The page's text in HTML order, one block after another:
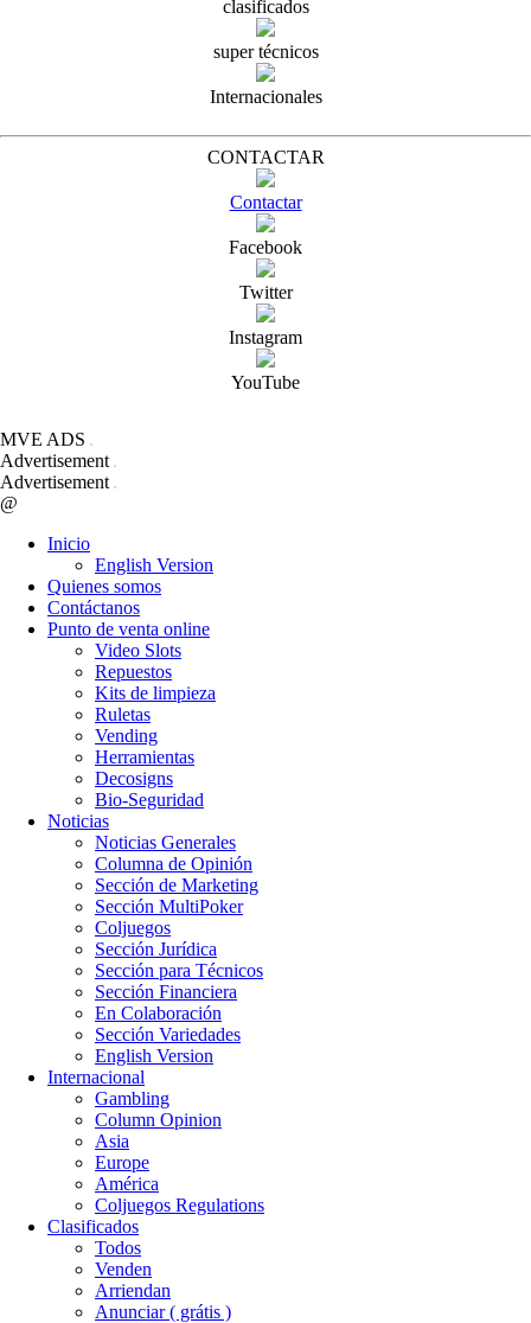
clasificados
super técnicos
Internacionales
CONTACTAR
Contactar
Facebook
Twitter
Instagram
YouTube
MVE ADS
Advertisement
Advertisement
@
Inicio
English Version
Quienes somos
Contáctanos
Punto de venta online
Video Slots
Repuestos
Kits de limpieza
Ruletas
Vending
Herramientas
Decosigns
Bio-Seguridad
Noticias
Noticias Generales
Columna de Opinión
Sección de Marketing
Sección MultiPoker
Coljuegos
Sección Jurídica
Sección para Técnicos
Sección Financiera
En Colaboración
Sección Variedades
English Version
Internacional
Gambling
Column Opinion
Asia
Europe
América
Coljuegos Regulations
Clasificados
Todos
Venden
Arriendan
Anunciar ( grátis )